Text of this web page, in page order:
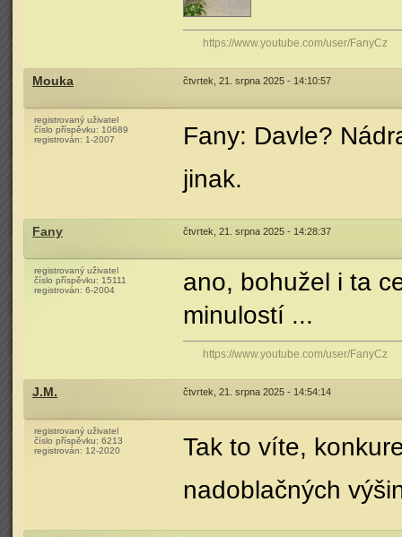
https://www.youtube.com/user/FanyCz
Mouka čtvrtek, 21. srpna 2025 - 14:10:57
registrovaný uživatel
číslo příspěvku: 10689
registrován: 1-2007
Fany: Davle?
jinak.
Fany čtvrtek, 21. srpna 2025 - 14:28:37
registrovaný uživatel
číslo příspěvku: 15111
registrován: 6-2004
ano, bohužel i ta
minulostí ...
https://www.youtube.com/user/FanyCz
J.M. čtvrtek, 21. srpna 2025 - 14:54:14
registrovaný uživatel
číslo příspěvku: 6213
registrován: 12-2020
Tak to víte,
nadoblačných